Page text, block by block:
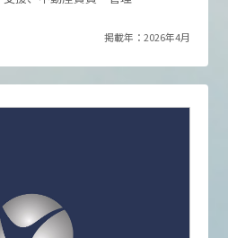
掲載年：2026年4月